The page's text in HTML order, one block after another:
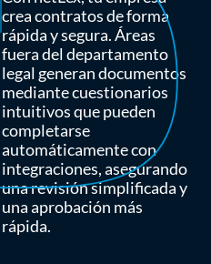
crea contratos de forma
rápida y segura. Áreas
fuera del departamento
legal generan documentos
mediante cuestionarios
intuitivos que pueden
completarse
automáticamente con
integraciones, asegurando
una revisión simplificada y
una aprobación más
rápida.